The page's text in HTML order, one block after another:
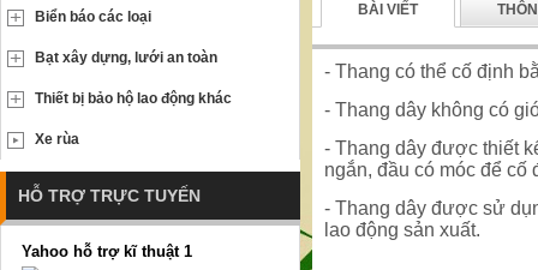
BÀI VIẾT
- Thang có thể cố định
- Thang dây không có
- Thang dây được thiết
ngắn, đầu có móc để
- Thang dây được sử
lao động sản xuất.
Biển báo các loại
Bạt xây dựng, lưới an toàn
Thiết bị bảo hộ lao động khác
Xe rùa
HỖ TRỢ TRỰC TUYẾN
Yahoo hỗ trợ kĩ thuật 1